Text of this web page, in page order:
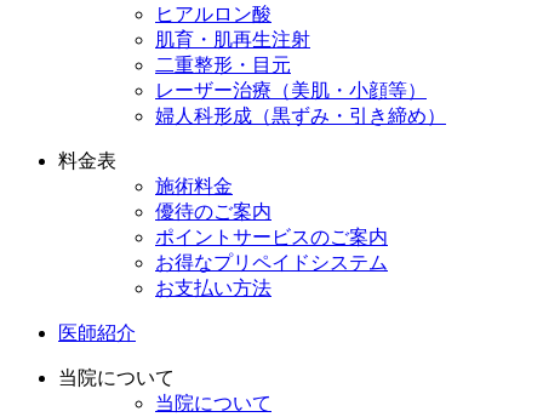
ヒアルロン酸
肌育・肌再生注射
二重整形・目元
レーザー治療（美肌・小顔等）
婦人科形成（黒ずみ・引き締め）
料金表
施術料金
優待のご案内
ポイントサービスのご案内
お得なプリペイドシステム
お支払い方法
医師紹介
当院について
当院について